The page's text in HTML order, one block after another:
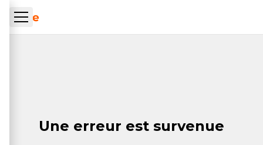
Skip to main content
Une erreur est survenue